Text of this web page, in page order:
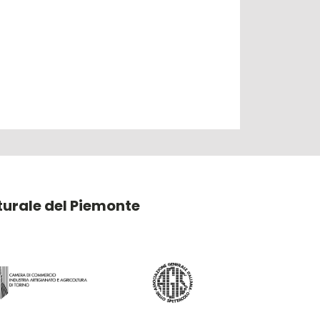
del Piemonte